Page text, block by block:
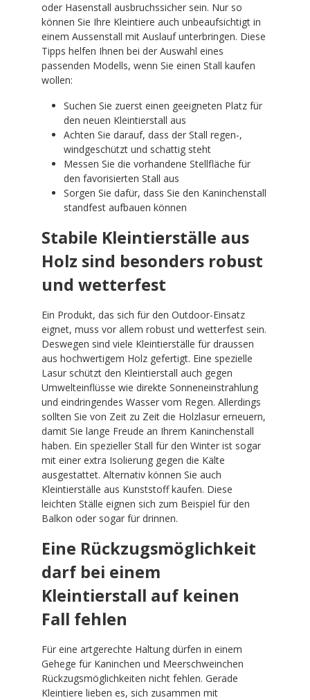
oder Hasenstall ausbruchssicher sein. Nur so
können Sie Ihre Kleintiere auch unbeaufsichtigt in
einem Aussenstall mit Auslauf unterbringen. Diese
Tipps helfen Ihnen bei der Auswahl eines
passenden Modells, wenn Sie einen Stall kaufen
wollen:
Suchen Sie zuerst einen geeigneten Platz für
den neuen Kleintierstall aus
Achten Sie darauf, dass der Stall regen-,
windgeschützt und schattig steht
Messen Sie die vorhandene Stellfläche für
den favorisierten Stall aus
Sorgen Sie dafür, dass Sie den Kaninchenstall
standfest aufbauen können
Stabile Kleintierställe aus
Holz sind besonders robust
und wetterfest
Ein Produkt, das sich für den Outdoor-Einsatz
eignet, muss vor allem robust und wetterfest sein.
Deswegen sind viele Kleintierställe für draussen
aus hochwertigem Holz gefertigt. Eine spezielle
Lasur schützt den Kleintierstall auch gegen
Umwelteinflüsse wie direkte Sonneneinstrahlung
und eindringendes Wasser vom Regen. Allerdings
sollten Sie von Zeit zu Zeit die Holzlasur erneuern,
damit Sie lange Freude an Ihrem Kaninchenstall
haben. Ein spezieller Stall für den Winter ist sogar
mit einer extra Isolierung gegen die Kälte
ausgestattet. Alternativ können Sie auch
Kleintierställe aus Kunststoff kaufen. Diese
leichten Ställe eignen sich zum Beispiel für den
Balkon oder sogar für drinnen.
Eine Rückzugsmöglichkeit
darf bei einem
Kleintierstall auf keinen
Fall fehlen
Für eine artgerechte Haltung dürfen in einem
Gehege für Kaninchen und Meerschweinchen
Rückzugsmöglichkeiten nicht fehlen. Gerade
Kleintiere lieben es, sich zusammen mit